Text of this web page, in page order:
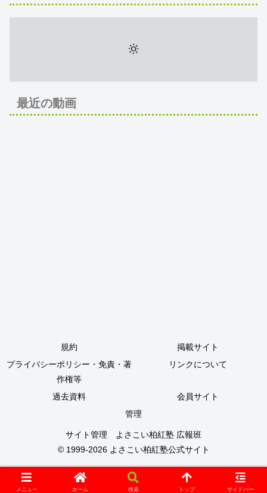
最近の動画
規約
掲載サイト
プライバシーポリシー・免責・著
作権等
リンクについて
過去資料
会員サイト
管理
サイト管理 よさこい柏紅塾 広報班
© 1999-2026 よさこい柏紅塾公式サイト
メニュー ホーム 検索 トップ サイドバー